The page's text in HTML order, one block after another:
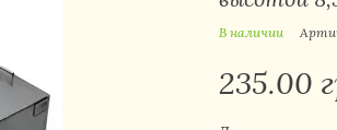
В наличии
235.00